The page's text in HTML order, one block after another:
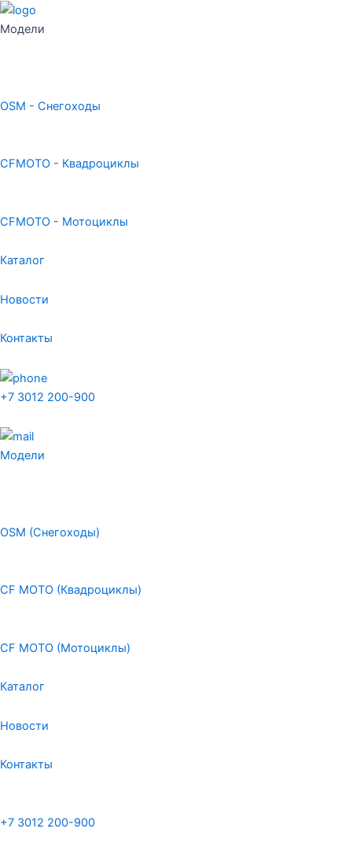
Модели
OSM - Снегоходы
CFMOTO - Квадроциклы
CFMOTO - Мотоциклы
Каталог
Новости
Контакты
+7 3012 200-900
Модели
OSM (Снегоходы)
CF MOTO (Квадроциклы)
CF MOTO (Мотоциклы)
Каталог
Новости
Контакты
+7 3012 200-900